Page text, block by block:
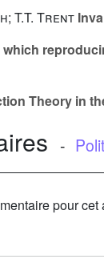
T.T. Trent
which
Theory in
-
pour